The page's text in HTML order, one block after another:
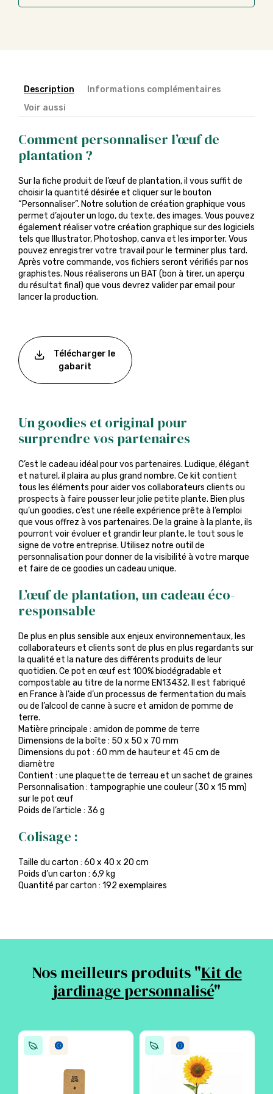
Description
Informations complémentaires
Voir aussi
Comment personnaliser l’œuf de
plantation ?
Sur la fiche produit de l’œuf de plantation, il vous suffit de
choisir la quantité désirée et cliquer sur le bouton
“Personnaliser”. Notre solution de création graphique vous
permet d’ajouter un logo, du texte, des images. Vous pouvez
également réaliser votre création graphique sur des logiciels
tels que Illustrator, Photoshop, canva et les importer. Vous
pouvez enregistrer votre travail pour le terminer plus tard.
Après votre commande, vos fichiers seront vérifiés par nos
graphistes. Nous réaliserons un BAT (bon à tirer, un aperçu
du résultat final) que vous devrez valider par email pour
lancer la production.
Télécharger le
gabarit
Un goodies et original pour
surprendre vos partenaires
C’est le cadeau idéal pour vos partenaires. Ludique, élégant
et naturel, il plaira au plus grand nombre. Ce kit contient
tous les éléments pour aider vos collaborateurs clients ou
prospects à faire pousser leur jolie petite plante. Bien plus
qu’un goodies, c’est une réelle expérience prête à l’emploi
que vous offrez à vos partenaires. De la graine à la plante, ils
pourront voir évoluer et grandir leur plante, le tout sous le
signe de votre entreprise. Utilisez notre outil de
personnalisation pour donner de la visibilité à votre marque
et faire de ce goodies un cadeau unique.
L’œuf de plantation, un cadeau éco-
responsable
De plus en plus sensible aux enjeux environnementaux, les
collaborateurs et clients sont de plus en plus regardants sur
la qualité et la nature des différents produits de leur
quotidien. Ce pot en œuf est 100% biodégradable et
compostable au titre de la norme EN13432. Il est fabriqué
en France à l’aide d’un processus de fermentation du maïs
ou de l’alcool de canne à sucre et amidon de pomme de
terre.
Matière principale : amidon de pomme de terre
Dimensions de la boîte : 50 x 50 x 70 mm
Dimensions du pot : 60 mm de hauteur et 45 cm de
diamètre
Contient : une plaquette de terreau et un sachet de graines
Personnalisation : tampographie une couleur (30 x 15 mm)
sur le pot œuf
Poids de l’article : 36 g
Colisage :
Taille du carton : 60 x 40 x 20 cm
Poids d’un carton : 6,9 kg
Quantité par carton : 192 exemplaires
Nos meilleurs produits "Kit de
jardinage personnalisé"